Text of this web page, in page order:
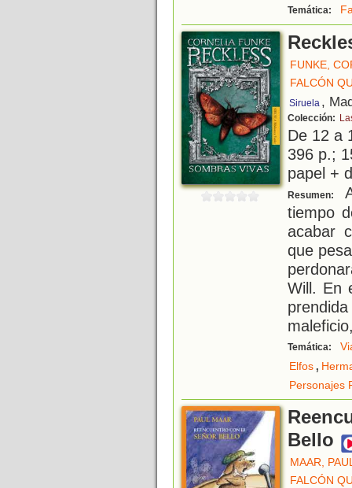
Temática:
FUNKE,
FALCÓN
Siruela ,
Colección:
De 12 a
396 p.;
papel +
Resumen:
tiempo
acabar
que
Will. En
Temática:
Elfos,
Personajes
Bello
MAAR,
FALCÓN